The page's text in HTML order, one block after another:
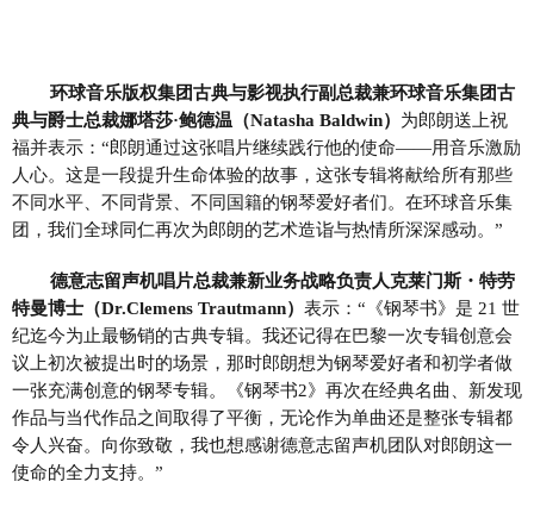
环球音乐版权集团古典与影视执行副总裁兼环球音乐集团古
典与爵士总裁娜塔莎·鲍德温（Natasha Baldwin） 为郎朗送上祝
福并表示： “郎朗通过这张唱片继续践行他的使命——用音乐激励
人心。这是一段提升生命体验的故事，这张专辑将献给所有那些
不同水平、不同背景、不同国籍的钢琴爱好者们。在环球音乐集
团，我们全球同仁再次为郎朗的艺术造诣与热情所深深感动。”
德意志留声机唱片总裁兼新业务战略负责人克莱门斯・ 特劳
特曼博士（Dr.Clemens Trautmann） 表示： “《钢琴书》是 21 世
纪迄今为止最畅销的古典专辑。我还记得在巴黎一次专辑创意会
议上初次被提出时的场景，那时郎朗想为钢琴爱好者和初学者做
一张充满创意的钢琴专辑。《钢琴书2》再次在经典名曲、 新发现
作品与当代作品之间取得了平衡，无论作为单曲还是整张专辑都
令人兴奋。 向你致敬，我也想感谢德意志留声机团队对郎朗这一
使命的全力支持。 ”